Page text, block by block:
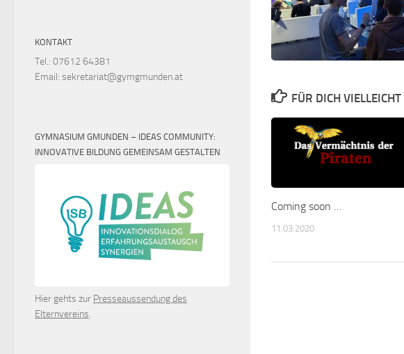
FÜR DICH
Coming soon …
11.03.2020
KONTAKT
Tel.: 07612 64381
Email: sekretariat@gymgmunden.at
GYMNASIUM GMUNDEN – IDEAS COMMUNITY:
INNOVATIVE BILDUNG GEMEINSAM GESTALTEN
Hier gehts zur Presseaussendung des
Elternvereins.